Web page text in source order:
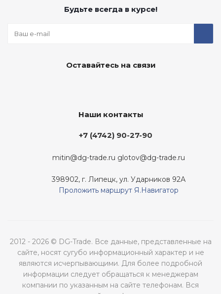
Будьте всегда в курсе!
Оставайтесь на связи
Наши контакты
+7 (4742) 90-27-90
mitin@dg-trade.ru glotov@dg-trade.ru
398902, г. Липецк, ул. Ударников 92А
Проложить маршрут Я.Навигатор
2012 - 2026 © DG-Trade. Все данные, представленные на
сайте, носят сугубо информационный характер и не
являются исчерпывающими. Для более подробной
информации следует обращаться к менеджерам
компании по указанным на сайте телефонам. Вся